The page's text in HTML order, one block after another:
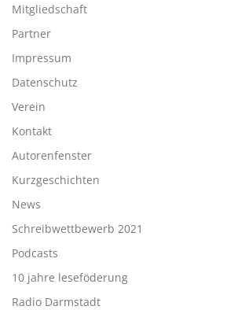
Mitgliedschaft
Partner
Impressum
Datenschutz
Verein
Kontakt
Autorenfenster
Kurzgeschichten
News
Schreibwettbewerb 2021
Podcasts
10 jahre leseföderung
Radio Darmstadt